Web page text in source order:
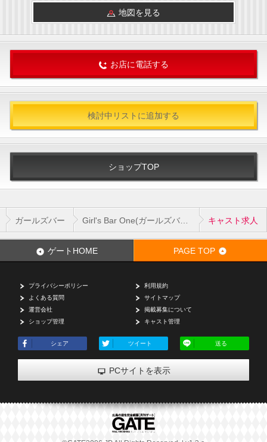
地図を見る
お店に電話する
検討中リストに追加する
ショップTOP
ガールズバー キャスト求人
ゲートHOME PAGE TOP
プライバシーポリシー
利用規約
よくある質問
サイトマップ
運営会社
掲載募集について
ショップ管理
キャスト管理
シェア ツイート 送る
PCサイトを表示